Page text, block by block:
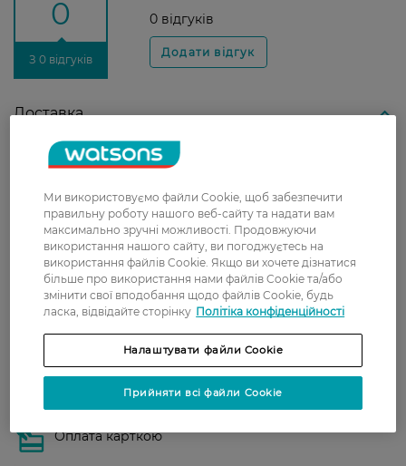
0
З 0 відгуків
0 відгуків
Доставка
Нова пошта
безкоштовно від 699 грн
Укрпошта
Вартість доставки - 79 грн, безкоштовна
доставка від - 599 грн
Забрати сьогодні в магазині Watsons
Вартість доставки - 0 грн
Оплата карткою
Ми використовуємо файли Cookie, щоб забезпечити
правильну роботу нашого веб-сайту та надати вам
максимально зручні можливості. Продовжуючи
використання нашого сайту, ви погоджуєтесь на
використання файлів Cookie. Якщо ви хочете дізнатися
більше про використання нами файлів Cookie та/або
змінити свої вподобання щодо файлів Cookie, будь
ласка, відвідайте сторінку Політіка конфіденційності
Налаштувати файли Cookie
Прийняти всі файли Cookie